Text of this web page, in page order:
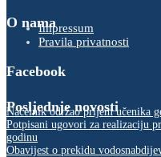
O namaImpressum
Pravila privatnosti
Facebook
Posljednje novosti
Načelnik održao prijem učenika
Potpisani ugovori za realizaciju
godinu
Obavijest o prekidu